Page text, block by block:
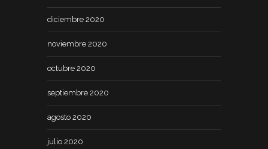
diciembre 2020
noviembre 2020
octubre 2020
septiembre 2020
agosto 2020
julio 2020